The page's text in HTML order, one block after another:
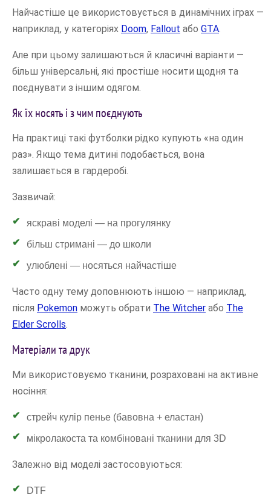
Найчастіше це використовується в динамічних іграх —
наприклад, у категоріях Doom, Fallout або GTA.
Але при цьому залишаються й класичні варіанти —
більш універсальні, які простіше носити щодня та
поєднувати з іншим одягом.
Як їх носять і з чим поєднують
На практиці такі футболки рідко купують «на один
раз». Якщо тема дитині подобається, вона
залишається в гардеробі.
Зазвичай:
яскраві моделі — на прогулянку
більш стримані — до школи
улюблені — носяться найчастіше
Часто одну тему доповнюють іншою — наприклад,
після Pokemon можуть обрати The Witcher або The
Elder Scrolls.
Матеріали та друк
Ми використовуємо тканини, розраховані на активне
носіння:
стрейч кулір пенье (бавовна + еластан)
мікролакоста та комбіновані тканини для 3D
Залежно від моделі застосовуються:
DTF